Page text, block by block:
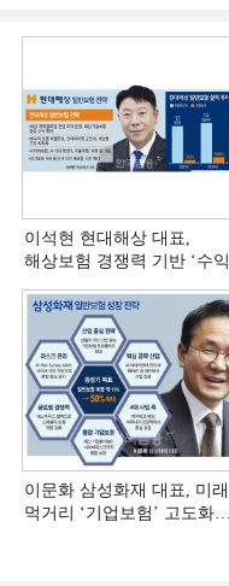
이석현 현대해상 대표,
해상보험 경쟁력 기반 ‘수익
(3)]
이문화 삼성화재 대표, 미래
먹거리 ‘기업보험’ 고도화